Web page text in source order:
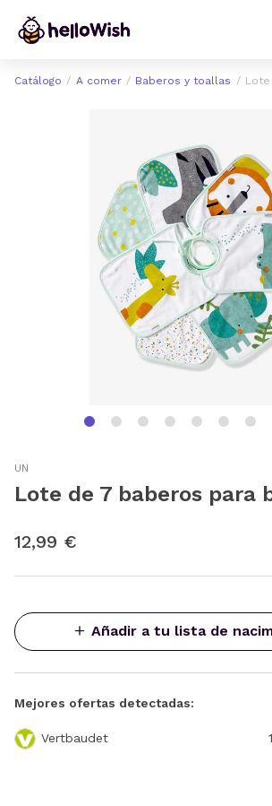
Catálogo A comer Baberos y toallas
UN
Lote de 7 baberos para
12,99 €
Añadir a tu lista de
Mejores ofertas detectadas:
Vertbaudet